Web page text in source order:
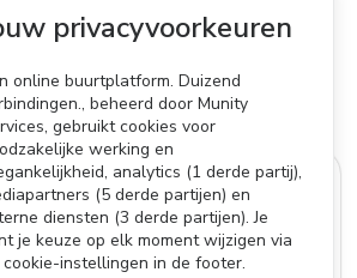
privacyvoorkeuren
online buurtplatform. Duizend
beheerd door Munity
gebruikt cookies voor
werking en
analytics (1 derde partij),
(5 derde partijen) en
diensten (3 derde partijen). Je
je keuze op elk moment wijzigen via
cookie-instellingen in de footer.
spullen of diensten aanbieden of
als betaald.
ik een prikbordadvertentie?
ik mijn prikbordadvertentie?